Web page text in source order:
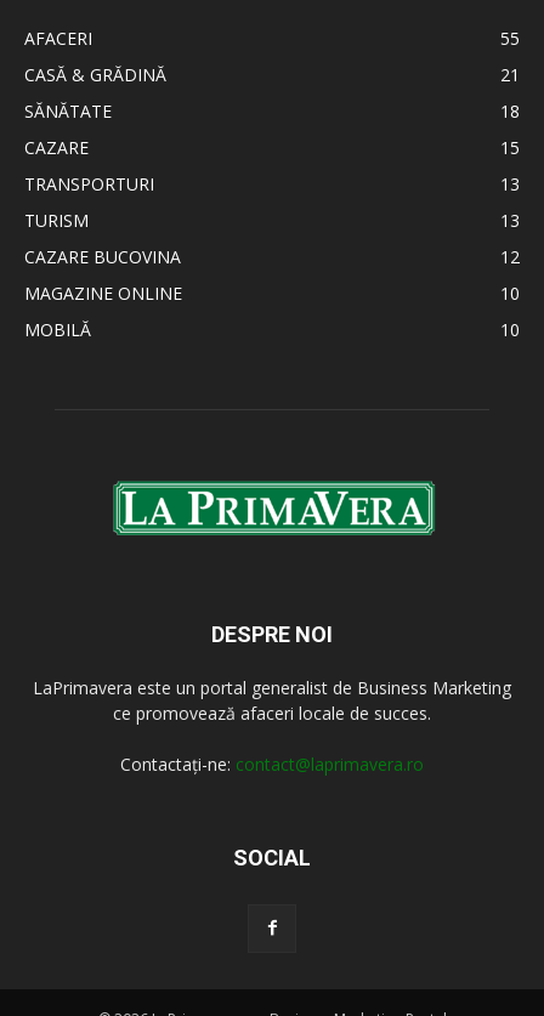
AFACERI
55
CASĂ & GRĂDINĂ
21
SĂNĂTATE
18
CAZARE
15
TRANSPORTURI
13
TURISM
13
CAZARE BUCOVINA
12
MAGAZINE ONLINE
10
MOBILĂ
10
DESPRE NOI
LaPrimavera este un portal generalist de Business Marketing
ce promovează afaceri locale de succes.
Contactați-ne: contact@laprimavera.ro
SOCIAL